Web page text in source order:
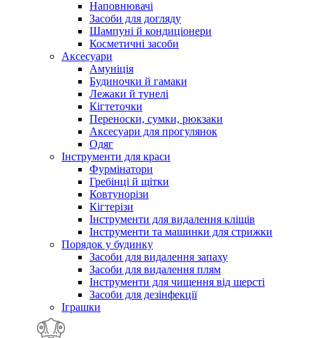
Наповнювачі
Засоби для догляду
Шампуні й кондиціонери
Косметичні засоби
Аксесуари
Амуніція
Будиночки й гамаки
Лежаки й тунелі
Кігтеточки
Переноски, сумки, рюкзаки
Аксесуари для прогулянок
Одяг
Інструменти для краси
Фурмінатори
Гребінці й щітки
Ковтунорізи
Кігтерізи
Інструменти для видалення кліщів
Інструменти та машинки для стрижки
Порядок у будинку
Засоби для видалення запаху
Засоби для видалення плям
Інструменти для чищення від шерсті
Засоби для дезінфекції
Іграшки